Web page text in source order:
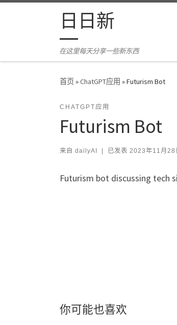
Skip to content日日新
在这里每天分享一些新东西
首页»ChatGPT应用 »Futurism Bot
CHATGPT应用
Futurism Bot
来自 dailyAI 已发表 2023年11月28
Futurism bot discussing tech
你可能也喜欢